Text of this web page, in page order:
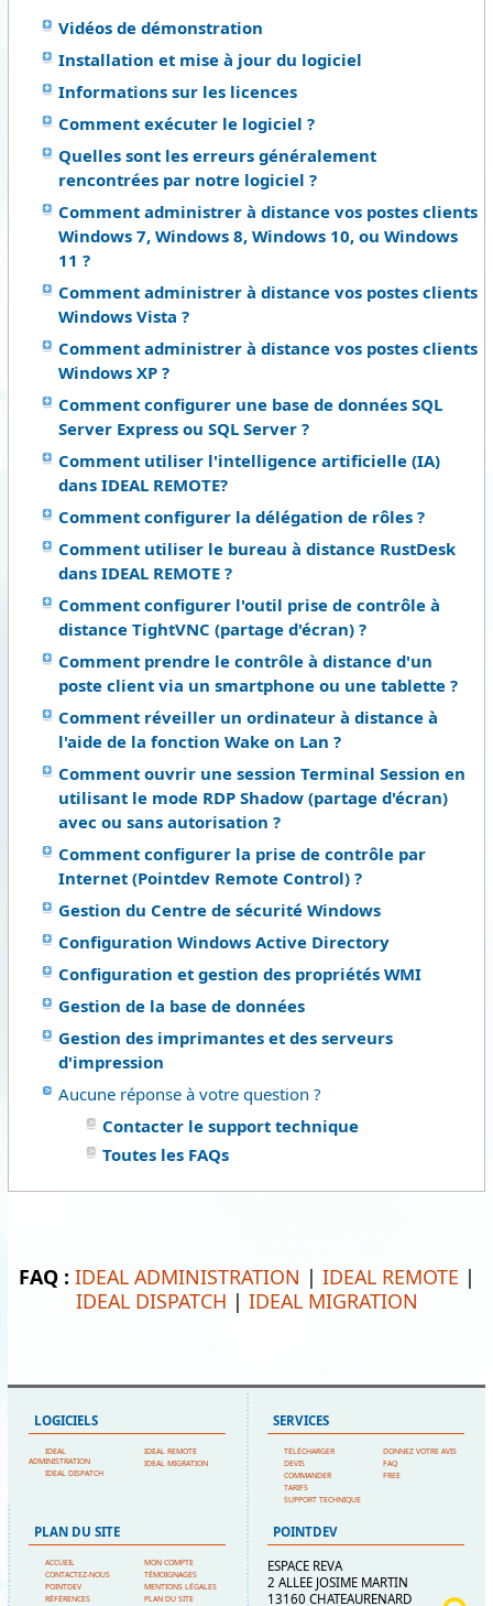
Vidéos de démonstration
Installation et mise à jour du logiciel
Informations sur les licences
Comment exécuter le logiciel ?
Quelles sont les erreurs généralement
rencontrées par notre logiciel ?
Comment administrer à distance vos postes clients
Windows 7, Windows 8, Windows 10, ou Windows
11 ?
Comment administrer à distance vos postes clients
Windows Vista ?
Comment administrer à distance vos postes clients
Windows XP ?
Comment configurer une base de données SQL
Server Express ou SQL Server ?
Comment utiliser l'intelligence artificielle (IA)
dans IDEAL REMOTE?
Comment configurer la délégation de rôles ?
Comment utiliser le bureau à distance RustDesk
dans IDEAL REMOTE ?
Comment configurer l'outil prise de contrôle à
distance TightVNC (partage d'écran) ?
Comment prendre le contrôle à distance d'un
poste client via un smartphone ou une tablette ?
Comment réveiller un ordinateur à distance à
l'aide de la fonction Wake on Lan ?
Comment ouvrir une session Terminal Session en
utilisant le mode RDP Shadow (partage d'écran)
avec ou sans autorisation ?
Comment configurer la prise de contrôle par
Internet (Pointdev Remote Control) ?
Gestion du Centre de sécurité Windows
Configuration Windows Active Directory
Configuration et gestion des propriétés WMI
Gestion de la base de données
Gestion des imprimantes et des serveurs
d'impression
Aucune réponse à votre question ?
Contacter le support technique
Toutes les FAQs
FAQ : IDEAL ADMINISTRATION | IDEAL REMOTE |
IDEAL DISPATCH | IDEAL MIGRATION
LOGICIELS
IDEAL
ADMINISTRATION
IDEAL DISPATCH
IDEAL REMOTE
IDEAL MIGRATION
SERVICES
TÉLÉCHARGER
DEVIS
COMMANDER
TARIFS
SUPPORT TECHNIQUE
DONNEZ VOTRE AVIS
FAQ
FREE
PLAN DU SITE
ACCUEIL
CONTACTEZ-NOUS
POINTDEV
RÉFÉRENCES
MON COMPTE
TÉMOIGNAGES
MENTIONS LÉGALES
PLAN DU SITE
POINTDEV
ESPACE REVA
2 ALLEE JOSIME MARTIN
13160 CHATEAURENARD